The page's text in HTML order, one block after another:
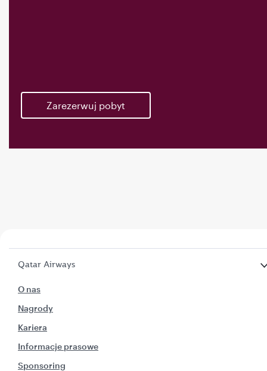
Zarezerwuj pobyt
Qatar Airways
O nas
Nagrody
Kariera
Informacje prasowe
Sponsoring